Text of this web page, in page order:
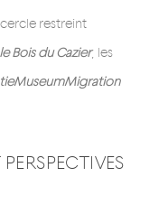
restreint
le Bois du Cazier, les